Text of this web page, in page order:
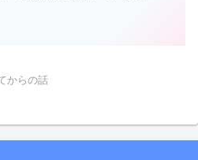
からの話